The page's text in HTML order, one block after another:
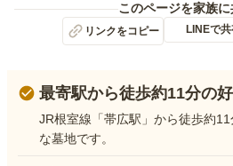
このページを家族
リンクをコピー LINEで
最寄駅から徒歩約11分の
JR根室線「帯広駅」から徒歩約
な墓地です。